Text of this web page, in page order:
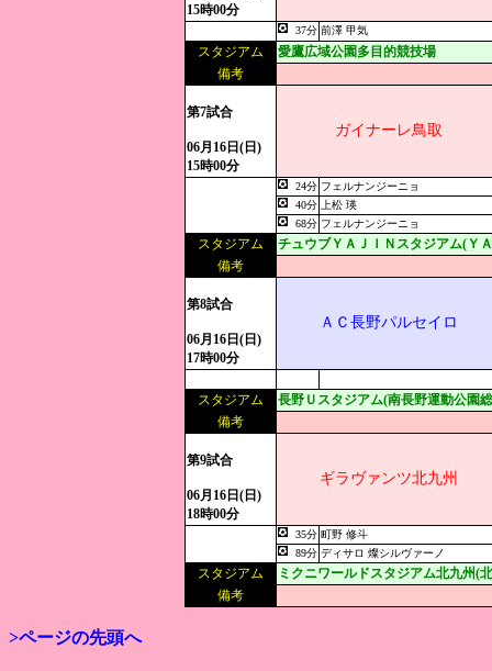
15時00分
37分 前澤 甲気
スタジアム
愛鷹広域公園多目的競技場
備考
第7試合
06月16日(日)
15時00分
ガイナーレ鳥取
24分 フェルナンジーニョ
40分
上松 瑛
68分 フェルナンジーニョ
スタジアム
チュウブＹＡＪＩＮスタジアム(Ｙ
備考
第8試合
06月16日(日)
17時00分
ＡＣ長野パルセイロ
スタジアム
長野Ｕスタジアム(南長野運動公園
備考
第9試合
06月16日(日)
18時00分
ギラヴァンツ北九州
35分 町野 修斗
89分 ディサロ 燦シルヴァーノ
スタジアム
ミクニワールドスタジアム北九州(
備考
>ページの先頭へ